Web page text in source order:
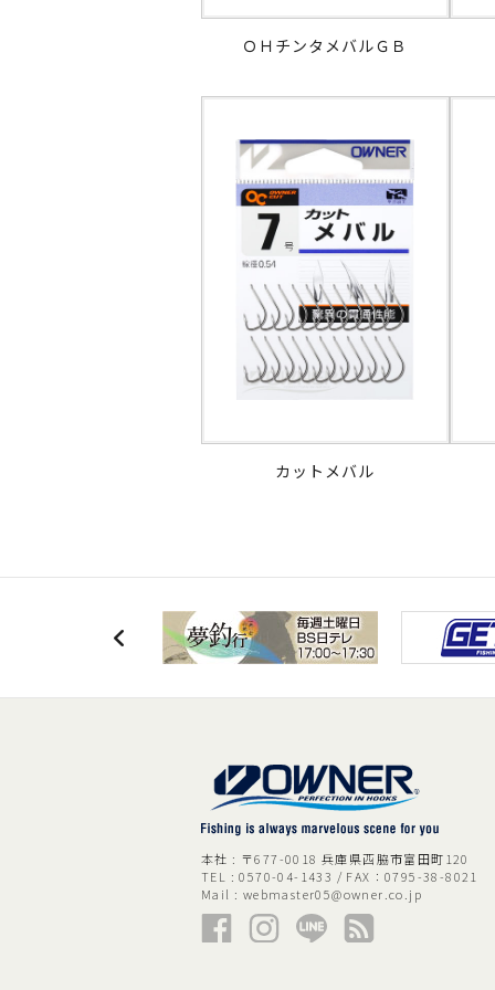
ＯＨチンタメバルＧＢ
カットメバル
本社 : 〒677-0018 兵庫県西脇市富田町120
TEL : 0570-04-1433 / FAX：0795-38-8021
Mail : webmaster05@owner.co.jp